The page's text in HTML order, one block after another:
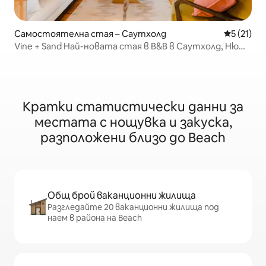
Самостоятелна стая – Саутхолд Средна
5 (21)
Vine + Sand Най-новата стая в B&B в Саутхолд, Ню
Кратки статистически данни за
местата с нощувка и закуска,
разположени близо до Beach
Общ брой ваканционни жилища
Разгледайте 20 ваканционни жилища под
наем в района на Beach